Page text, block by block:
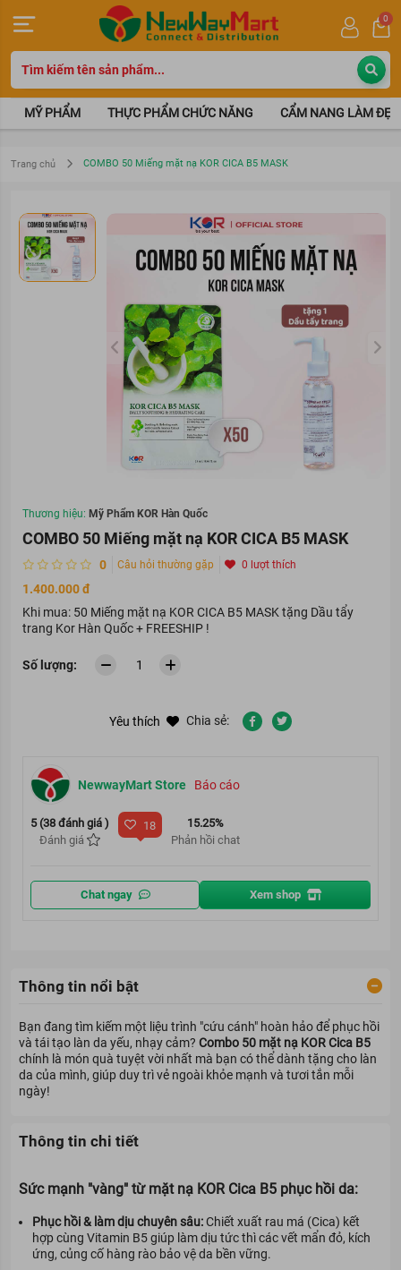
0
MỸ PHẨM THỰC PHẨM CHỨC NĂNG CẨM NANG LÀM ĐẸP
Trang chủ COMBO 50 Miếng mặt nạ KOR CICA B5 MASK
Thương hiệu: Mỹ Phẩm KOR Hàn Quốc
COMBO 50 Miếng mặt nạ KOR CICA B5 MASK
0 Câu hỏi thường gặp 0 lượt thích
1.400.000 đ
Khi mua: 50 Miếng mặt nạ KOR CICA B5 MASK tặng Dầu tẩy
trang Kor Hàn Quốc + FREESHIP !
Số lượng:
NewwayMart Store Báo cáo
5 (38 đánh giá )
Đánh giá
18
15.25%
Phản hồi chat
Chat ngay Xem shop
Yêu thích Chia sẻ:
Thông tin nổi bật
Bạn đang tìm kiếm một liệu trình "cứu cánh" hoàn hảo để phục hồi
và tái tạo làn da yếu, nhạy cảm? Combo 50 mặt nạ KOR Cica B5
chính là món quà tuyệt vời nhất mà bạn có thể dành tặng cho làn
da của mình, giúp duy trì vẻ ngoài khỏe mạnh và tươi tắn mỗi
ngày!
Thông tin chi tiết
Sức mạnh "vàng" từ mặt nạ KOR Cica B5 phục hồi da:
Phục hồi & làm dịu chuyên sâu:Chiết xuất rau má (Cica) kết
hợp cùng Vitamin B5 giúp làm dịu tức thì các vết mẩn đỏ, kích
ứng, củng cố hàng rào bảo vệ da bền vững.